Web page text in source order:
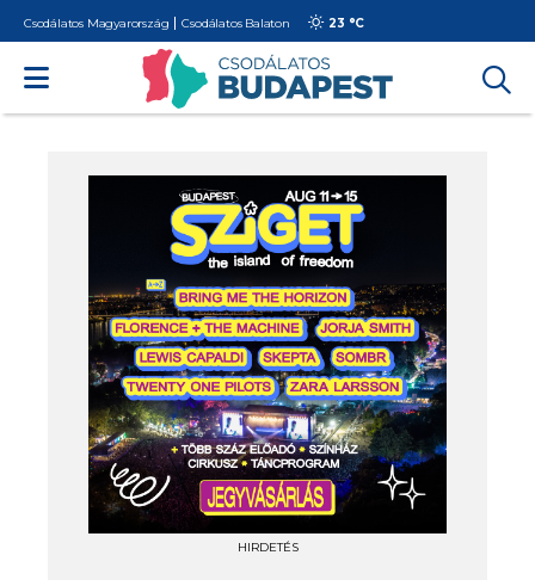
Csodálatos Magyarország Csodálatos Balaton 23 °C
HIRDETÉS